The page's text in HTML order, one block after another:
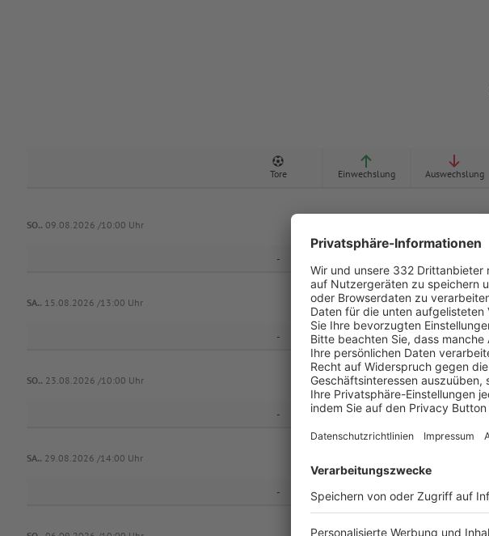
Tore Einwechslung Auswechslung
SO.. 09.08.2026 /10:00 Uhr
-
SA.. 15.08.2026 /13:00 Uhr SC Adelsdorf
- - -
SO.. 23.08.2026 /10:00 Uhr 1. FC Herzogenaurach II
- - -
SA.. 29.08.2026 /14:00 Uhr
- - -